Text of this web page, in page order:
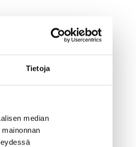
Tietoja
median